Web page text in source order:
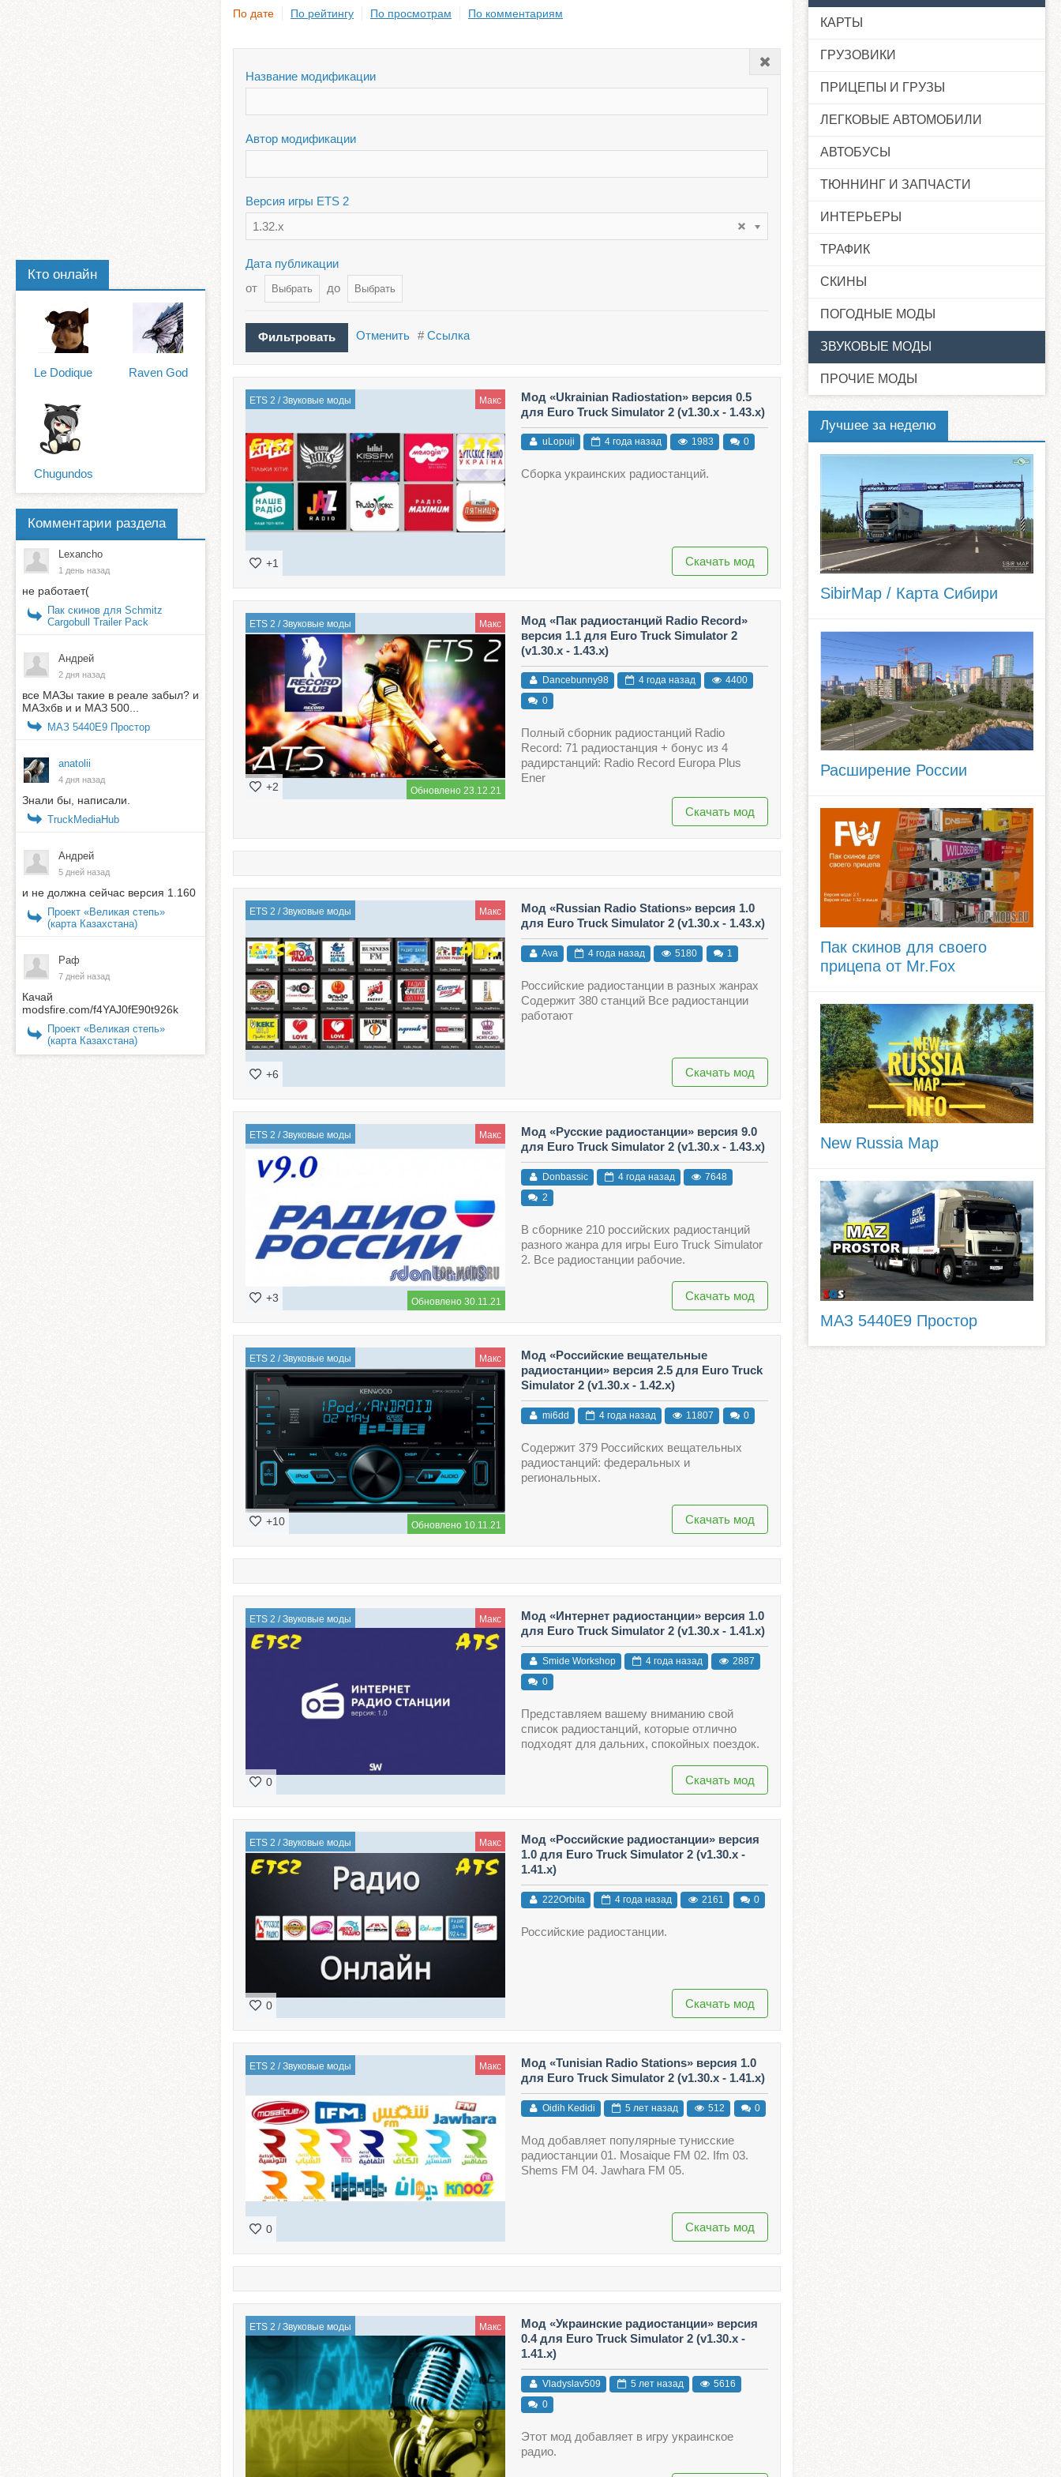
По дате По рейтингу По просмотрам По комментариям
Название модификации
Автор модификации
Версия игры ETS 2
1.32.x
Дата публикации
от
до
Отменить #Ссылка
ETS 2 /Звуковые моды Макс
+1
Мод «Ukrainian Radiostаtion» версия 0.5
для Euro Truck Simulator 2 (v1.30.x - 1.43.x)
uLopuji 4 года назад 1983 0
Сборка украинских радиостанций.
Скачать мод
ETS 2 /Звуковые моды Макс
Обновлено 23.12.21
+2
Мод «Пак радиостанций Radio Record»
версия 1.1 для Euro Truck Simulator 2
(v1.30.x - 1.43.x)
Dancebunny98 4 года назад
4400
0
Полный сборник радиостанций Radio
Record: 71 радиостанция + бонус из 4
радирстанций: Radio Record Europa Plus
Ener
Скачать мод
ETS 2 /Звуковые моды Макс
+6
Мод «Russian Radio Stations» версия 1.0
для Euro Truck Simulator 2 (v1.30.x - 1.43.x)
Ava 4 года назад 5180 1
Российские радиостанции в разных жанрах
Содержит 380 станций Все радиостанции
работают
Скачать мод
ETS 2 /Звуковые моды Макс
Обновлено 30.11.21
+3
Мод «Русские радиостанции» версия 9.0
для Euro Truck Simulator 2 (v1.30.x - 1.43.x)
Donbassic 4 года назад
7648
2
В сборнике 210 российских радиостанций
разного жанра для игры Euro Truck Simulator
2. Все радиостанции рабочие.
Скачать мод
ETS 2 /Звуковые моды Макс
Обновлено 10.11.21
+10
Мод «Российские вещательные
радиостанции» версия 2.5 для Euro Truck
Simulator 2 (v1.30.x - 1.42.x)
mi6dd 4 года назад 11807 0
Содержит 379 Российских вещательных
радиостанций: федеральных и
региональных.
Скачать мод
ETS 2 /Звуковые моды Макс
0
Мод «Интернет радиостанции» версия 1.0
для Euro Truck Simulator 2 (v1.30.x - 1.41.x)
Smide Workshop 4 года назад
2887
0
Представляем вашему вниманию свой
список радиостанций, которые отлично
подходят для дальних, спокойных поездок.
Скачать мод
ETS 2 /Звуковые моды Макс
0
Мод «Российские радиостанции» версия
1.0 для Euro Truck Simulator 2 (v1.30.x -
1.41.x)
222Orbita 4 года назад 2161 0
Российские радиостанции.
Скачать мод
ETS 2 /Звуковые моды Макс
0
Мод «Tunisian Radio Stations» версия 1.0
для Euro Truck Simulator 2 (v1.30.x - 1.41.x)
Oidih Kedidi 5 лет назад 512 0
Мод добавляет популярные тунисские
радиостанции 01. Mosaique FM 02. Ifm 03.
Shems FM 04. Jawhara FM 05.
Скачать мод
ETS 2 /Звуковые моды Макс
Мод «Украинские радиостанции» версия
0.4 для Euro Truck Simulator 2 (v1.30.x -
1.41.x)
Vladyslav509 5 лет назад
5616
0
Этот мод добавляет в игру украинское
радио.
Кто онлайн
Le Dodique Raven God
Chugundos
Комментарии раздела
Lexancho
1 день назад
не работает(
Пак скинов для Schmitz
Cargobull Trailer Pack
Андрей
2 дня назад
все МАЗы такие в реале забыл? и
МАЗхбв и и МАЗ 500...
МАЗ 5440E9 Простор
anatolii
4 дня назад
Знали бы, написали.
TruckMediaHub
Андрей
5 дней назад
и не должна сейчас версия 1.160
Проект «Великая степь»
(карта Казахстана)
Раф
7 дней назад
Качай
modsfire.com/f4YAJ0fE90t926k
Проект «Великая степь»
(карта Казахстана)
КАРТЫ
ГРУЗОВИКИ
ПРИЦЕПЫ И ГРУЗЫ
ЛЕГКОВЫЕ АВТОМОБИЛИ
АВТОБУСЫ
ТЮННИНГ И ЗАПЧАСТИ
ИНТЕРЬЕРЫ
ТРАФИК
СКИНЫ
ПОГОДНЫЕ МОДЫ
ЗВУКОВЫЕ МОДЫ
ПРОЧИЕ МОДЫ
Лучшее за неделю
SibirMap / Карта Сибири
Расширение России
Пак скинов для своего
прицепа от Mr.Fox
New Russia Map
МАЗ 5440E9 Простор